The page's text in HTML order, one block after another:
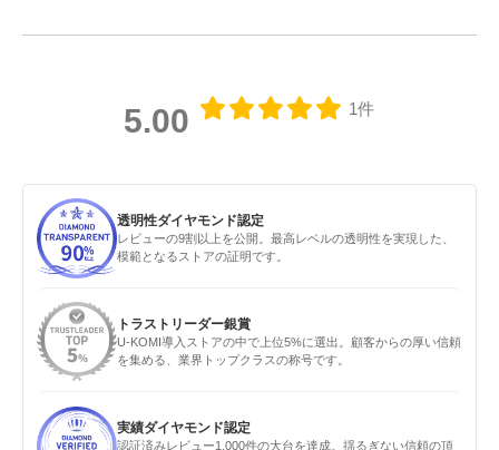
5.00 1件
透明性ダイヤモンド認定
レビューの9割以上を公開。最高レベルの透明性を実現した、
模範となるストアの証明です。
トラストリーダー銀賞
U-KOMI導入ストアの中で上位5%に選出。顧客からの厚い信頼
を集める、業界トップクラスの称号です。
実績ダイヤモンド認定
認証済みレビュー1,000件の大台を達成。揺るぎない信頼の頂